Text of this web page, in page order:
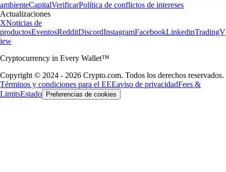
ambienteCapitalVerificarPolítica de conflictos de intereses
Actualizaciones
XNoticias de
productosEventosRedditDiscordInstagramFacebookLinkedinTradingV
iew
Cryptocurrency in Every Wallet™
Copyright © 2024 - 2026 Crypto.com. Todos los derechos reservados.
Términos y condiciones para el EEEaviso de privacidadFees &
LimitsEstado Preferencias de cookies